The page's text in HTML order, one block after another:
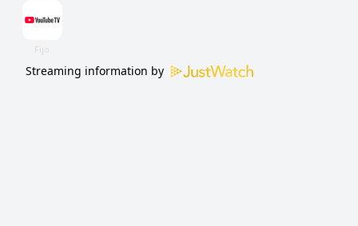
Streaming information by